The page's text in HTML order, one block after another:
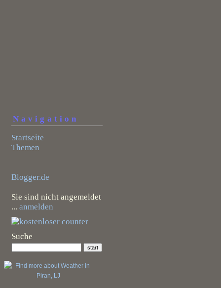
Navigation
Startseite
Themen
Blogger.de
Sie sind nicht angemeldet
... anmelden
Suche